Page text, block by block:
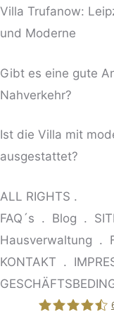
Villa Trufanow:
und Moderne
Gibt es eine gute
Nahverkehr?
Ist die Villa mit
ausgestattet?
ALL RIGHTS .
FAQ´s . Blog .
Hausverwaltung .
KONTAKT .